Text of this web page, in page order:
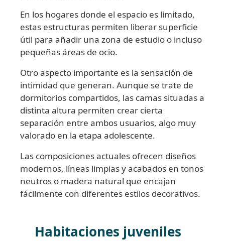
En los hogares donde el espacio es limitado,
estas estructuras permiten liberar superficie
útil para añadir una zona de estudio o incluso
pequeñas áreas de ocio.
Otro aspecto importante es la sensación de
intimidad que generan. Aunque se trate de
dormitorios compartidos, las camas situadas a
distinta altura permiten crear cierta
separación entre ambos usuarios, algo muy
valorado en la etapa adolescente.
Las composiciones actuales ofrecen diseños
modernos, líneas limpias y acabados en tonos
neutros o madera natural que encajan
fácilmente con diferentes estilos decorativos.
Habitaciones juveniles